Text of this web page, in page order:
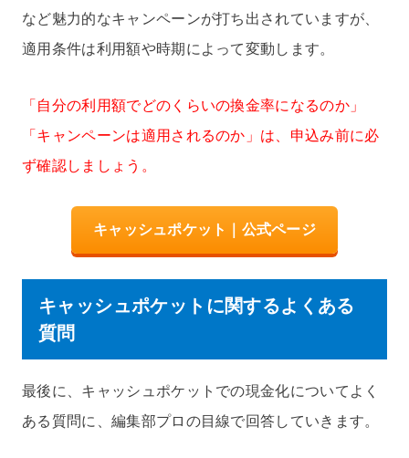
など魅力的なキャンペーンが打ち出されていますが、
適用条件は利用額や時期によって変動します。
「自分の利用額でどのくらいの換金率になるのか」
「キャンペーンは適用されるのか」は、申込み前に必
ず確認しましょう。
キャッシュポケット｜公式ページ
キャッシュポケットに関するよくある
質問
最後に、キャッシュポケットでの現金化についてよく
ある質問に、編集部プロの目線で回答していきます。